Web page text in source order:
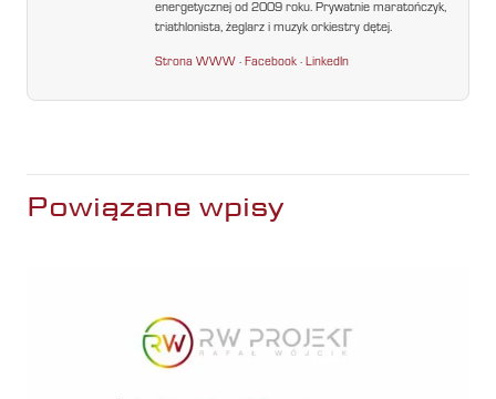
energetycznej od 2009 roku. Prywatnie maratończyk,
triathlonista, żeglarz i muzyk orkiestry dętej.
Strona WWW ·Facebook ·LinkedIn
Powiązane wpisy